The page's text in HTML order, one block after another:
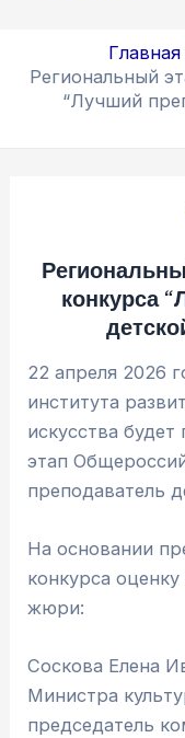
Главная
Региональный
“Лучший
конкурса
22 апреля 2026
института
искусства
этап
преподаватель
На основании
конкурса
жюри:
Соскова Елена
Министра
председатель